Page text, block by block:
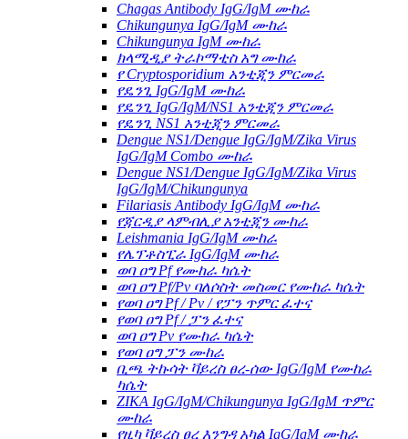
Chagas Antibody IgG/IgM ሙከራ
Chikungunya IgG/IgM ሙከራ
Chikungunya IgM ሙከራ
ክላሚዲያ ትራኮማቲስ አግ ሙከራ
የ Cryptosporidium አንቲጂን ምርመራ
የዴንጊ IgG/IgM ሙከራ
የዴንጊ IgG/IgM/NS1 አንቲጂን ምርመራ
የዴንጊ NS1 አንቲጂን ምርመራ
Dengue NS1/Dengue IgG/IgM/Zika Virus
IgG/IgM Combo ሙከራ
Dengue NS1/Dengue IgG/IgM/Zika Virus
IgG/IgM/Chikungunya
Filariasis Antibody IgG/IgM ሙከራ
የጃርዲያ ላምብሊያ አንቲጂን ሙከራ
Leishmania IgG/IgM ሙከራ
የሌፕቶስፒራ IgG/IgM ሙከራ
ወባ ዐግ Pf የሙከራ ካሴት
ወባ ዐግ Pf/Pv ባለሶስት መስመር የሙከራ ካሴት
የወባ ዐግ Pf / Pv / የፓን ጥምር ፈተና
የወባ ዐግ Pf / ፓን ፈተና
ወባ ዐግ Pv የሙከራ ካሴት
የወባ ዐግ ፓን ሙከራ
ቢጫ ትኩሳት ቫይረስ ፀረ-ሰው IgG/IgM የሙከራ
ካሴት
ZIKA IgG/IgM/Chikungunya IgG/IgM ጥምር
ሙከራ
የዚካ ቫይረስ ፀረ እንግዳ አካል IgG/IgM ሙከራ